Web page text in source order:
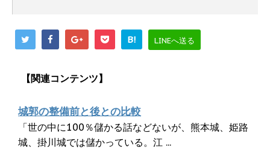
B! LINEへ送る
【関連コンテンツ】
城郭の整備前と後との比較
「世の中に100％儲かる話などないが、熊本城、姫路
城、掛川城では儲かっている。江 ...